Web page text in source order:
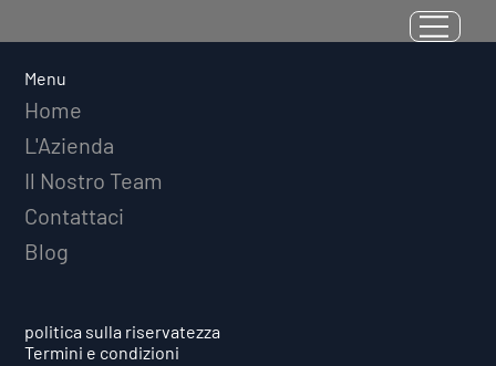
Misurabile: Perché il Quoziente di
Menu
Home
L'Azienda
Il Nostro Team
Contattaci
Blog
politica sulla riservatezza
Termini e condizioni